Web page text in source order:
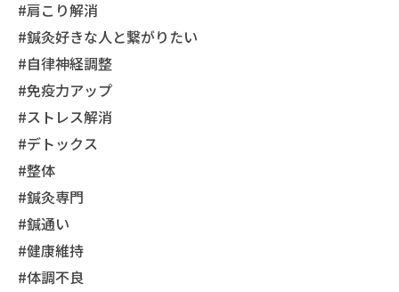
#肩こり解消
#鍼灸好きな人と繋がりたい
#自律神経調整
#免疫力アップ
#ストレス解消
#デトックス
#整体
#鍼灸専門
#鍼通い
#健康維持
#体調不良